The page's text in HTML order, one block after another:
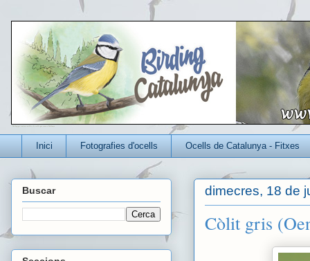
Un blog per conèixer millor els ocells que viuen a Catalunya
Inici Fotografies d'ocells Ocells de Catalunya - Fitxes
dimecres, 18 de
Còlit gris
Buscar